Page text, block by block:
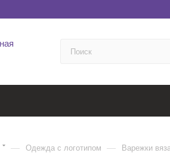
— Одежда с логотипом — Варежки